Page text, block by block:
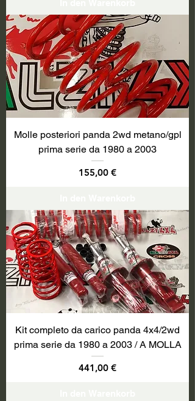
Molle posteriori panda 2wd metano/gpl
prima serie da 1980 a 2003
Preis
155,00 €
Kit completo da carico panda 4x4/2wd
prima serie da 1980 a 2003 / A MOLLA
Preis
441,00 €